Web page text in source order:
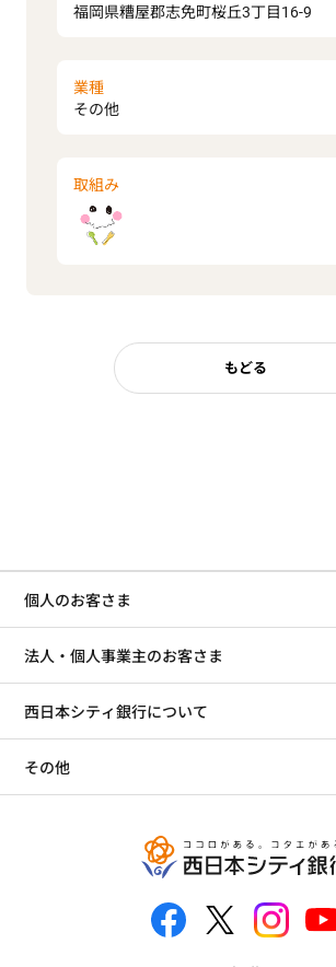
福岡県糟屋郡志免町桜丘3丁目16-9
業種
その他
取組み
もどる
個人のお客さま
法人・個人事業主のお客さま
西日本シティ銀行について
その他